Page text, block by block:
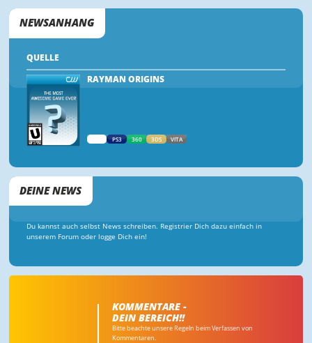
NEWSANHANG
QUELLE
RAYMAN ORIGINS
PS3 360 3DS VITA
DEINE NEWS
Du kannst auch selbst News schreiben. Registrier Dich dazu einfach in
unserem Forum oder logge Dich ein!
KOMMENTARE -
DEIN BEREICH!!
Bitte beachte unsere Regeln beim Verfassen von
Kommentaren.